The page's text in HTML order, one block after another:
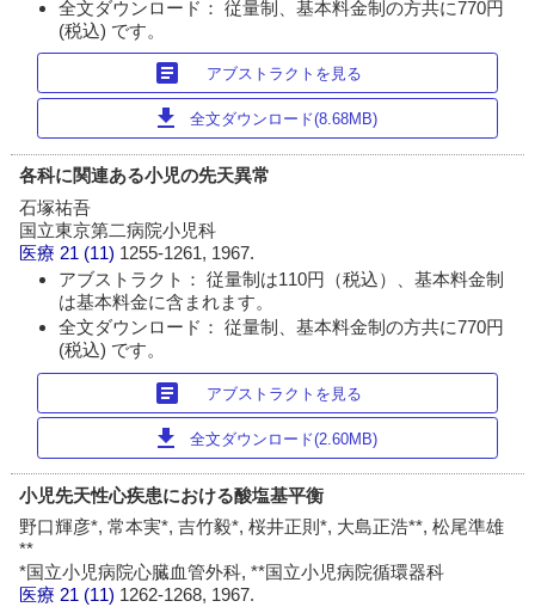
全文ダウンロード： 従量制、基本料金制の方共に770円
(税込) です。
article アブストラクトを見る
download 全文ダウンロード(8.68MB)
各科に関連ある小児の先天異常
石塚祐吾
国立東京第二病院小児科
医療 21 (11) 1255-1261, 1967.
アブストラクト： 従量制は110円（税込）、基本料金制
は基本料金に含まれます。
全文ダウンロード： 従量制、基本料金制の方共に770円
(税込) です。
article アブストラクトを見る
download 全文ダウンロード(2.60MB)
小児先天性心疾患における酸塩基平衡
野口輝彦*, 常本実*, 吉竹毅*, 桜井正則*, 大島正浩**, 松尾準雄
**
*国立小児病院心臓血管外科, **国立小児病院循環器科
医療 21 (11) 1262-1268, 1967.